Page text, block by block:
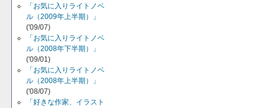
「お気に入りライトノベ
ル（2009年上半期）」
('09/07)
「お気に入りライトノベ
ル（2008年下半期）」
('09/01)
「お気に入りライトノベ
ル（2008年上半期）」
('08/07)
「好きな作家、イラスト